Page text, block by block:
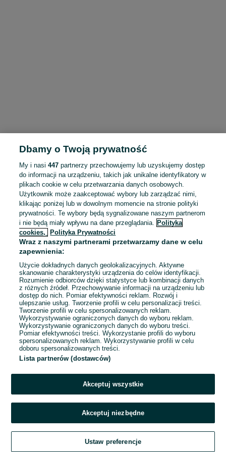
To ogłoszenie nie jest już dostępne
Przejdź na stronę główną
Dbamy o Twoją prywatność
My i nasi447 partnerzy przechowujemy lub uzyskujemy dostęp
do informacji na urządzeniu, takich jak unikalne identyfikatory w
plikach cookie w celu przetwarzania danych osobowych.
Użytkownik może zaakceptować wybory lub zarządzać nimi,
klikając poniżej lub w dowolnym momencie na stronie polityki
prywatności. Te wybory będą sygnalizowane naszym partnerom
i nie będą miały wpływu na dane przeglądania. Polityka
cookies,
Polityka Prywatności
Wraz z naszymi partnerami przetwarzamy dane w celu
zapewnienia:
Użycie dokładnych danych geolokalizacyjnych. Aktywne
skanowanie charakterystyki urządzenia do celów identyfikacji.
Rozumienie odbiorców dzięki statystyce lub kombinacji danych
z różnych źródeł. Przechowywanie informacji na urządzeniu lub
dostęp do nich. Pomiar efektywności reklam. Rozwój i
ulepszanie usług. Tworzenie profili w celu personalizacji treści.
Tworzenie profili w celu spersonalizowanych reklam.
Wykorzystywanie ograniczonych danych do wyboru reklam.
Wykorzystywanie ograniczonych danych do wyboru treści.
Pomiar efektywności treści. Wykorzystanie profili do wyboru
spersonalizowanych reklam. Wykorzystywanie profili w celu
doboru spersonalizowanych treści.
Lista partnerów (dostawców)
Akceptuj wszystkie
Akceptuj niezbędne
Ustaw preferencje